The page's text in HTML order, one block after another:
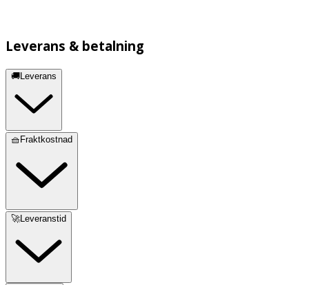
Leverans & betalning
🚚Leverans
🧺Fraktkostnad
🚀Leveranstid